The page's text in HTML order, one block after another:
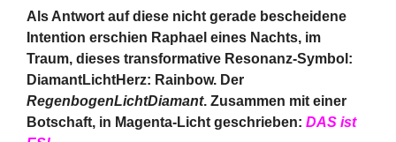
Als Antwort auf diese nicht gerade bescheidene
Intention erschien Raphael eines Nachts, im
Traum, dieses transformative Resonanz-Symbol:
DiamantLichtHerz: Rainbow. Der
RegenbogenLichtDiamant. Zusammen mit einer
Botschaft, in Magenta-Licht geschrieben: DAS ist